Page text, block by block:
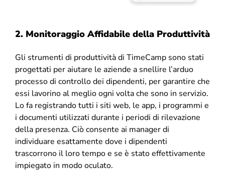
2. Monitoraggio Affidabile della Produttività
Gli strumenti di produttività di TimeCamp sono stati
progettati per aiutare le aziende a snellire l’arduo
processo di controllo dei dipendenti, per garantire che
essi lavorino al meglio ogni volta che sono in servizio.
Lo fa registrando tutti i siti web, le app, i programmi e
i documenti utilizzati durante i periodi di rilevazione
della presenza. Ciò consente ai manager di
individuare esattamente dove i dipendenti
trascorrono il loro tempo e se è stato effettivamente
impiegato in modo oculato.